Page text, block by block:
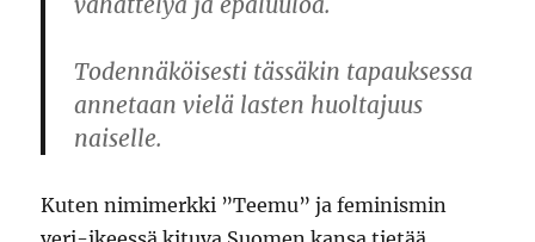
Todennäköisesti tässäkin tapauksessa
annetaan vielä lasten huoltajuus
naiselle.
Kuten nimimerkki ”Teemu” ja feminismin